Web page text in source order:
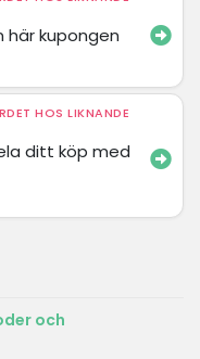
här kupongen
HOS LIKNANDE
ditt köp med
och